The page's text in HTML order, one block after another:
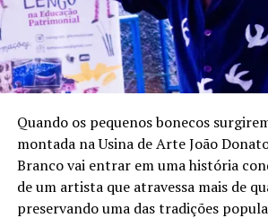
RELATED TOPICS: ACRE AMAZÔNIA
CULTURA INDÍGENA
DESTAQUEPOP
MUSEU DAS CONFLUÊNCIAS
POVOS
UP NEXT
Samba de Mariá promove celebração
Branco no mês de setembro
DON'T MISS
Quando os pequenos bonecos
montada na Usina de Arte João
Branco vai entrar em uma história
de um artista que atravessa mais de
preservando uma das tradições